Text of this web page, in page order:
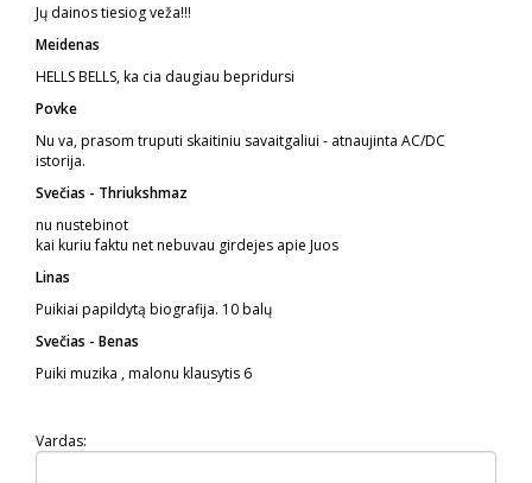
Jų dainos tiesiog veža!!!
Meidenas
HELLS BELLS, ka cia daugiau bepridursi
Povke
Nu va, prasom truputi skaitiniu savaitgaliui - atnaujinta AC/DC
istorija.
Svečias - Thriukshmaz
nu nustebinot
kai kuriu faktu net nebuvau girdejes apie Juos
Linas
Puikiai papildytą biografija. 10 balų
Svečias - Benas
Puiki muzika , malonu klausytis 6
Vardas: